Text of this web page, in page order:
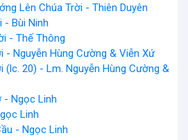
Lên Chúa Trời - Thiên Duyên
- Bùi Ninh
- Thế Thông
- Nguyễn Hùng Cường & Viễn Xứ
(lc. 20) - Lm. Nguyễn Hùng Cường &
- Ngọc Linh
Linh
- Ngọc Linh